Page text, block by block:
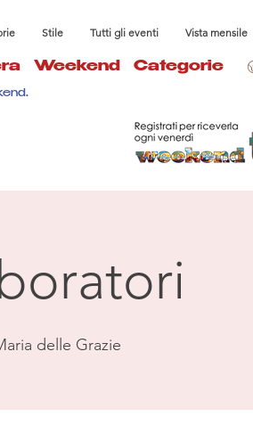
Stile Tutti gli eventi Vista mensile
Weekend Categorie
delle Grazie